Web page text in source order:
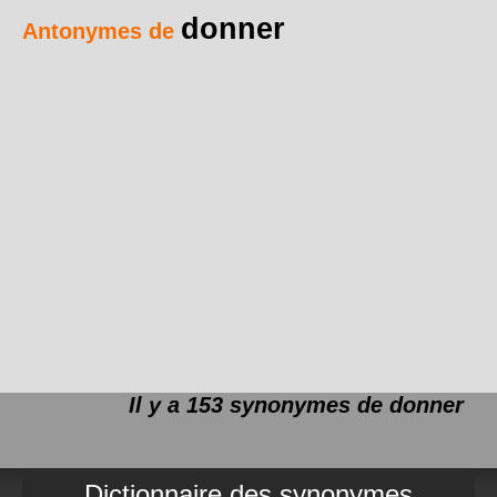
Antonymes de donner
Il y a 153 synonymes de donner